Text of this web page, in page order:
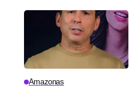
Amazonas